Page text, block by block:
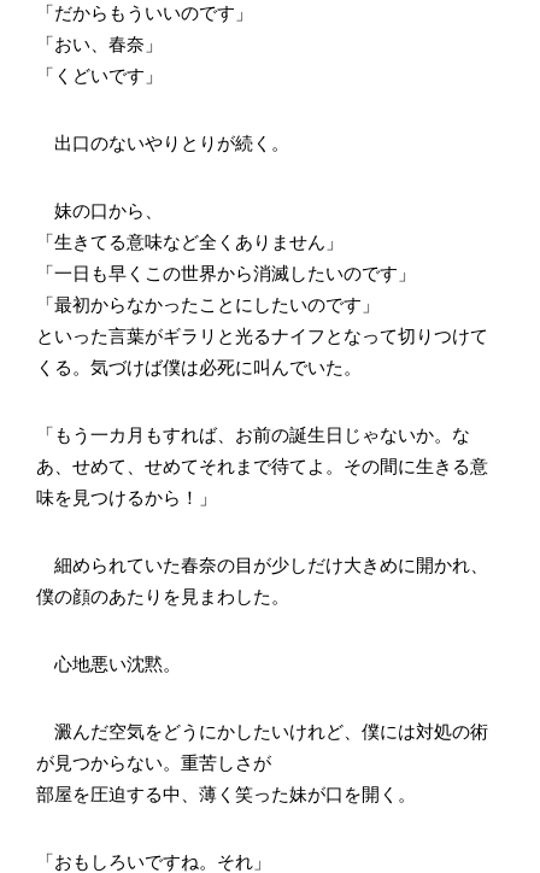
「だからもういいのです」
「おい、春奈」
「くどいです」
出口のないやりとりが続く。
妹の口から、
「生きてる意味など全くありません」
「一日も早くこの世界から消滅したいのです」
「最初からなかったことにしたいのです」
といった言葉がギラリと光るナイフとなって切りつけて
くる。気づけば僕は必死に叫んでいた。
「もう一カ月もすれば、お前の誕生日じゃないか。な
あ、せめて、せめてそれまで待てよ。その間に生きる意
味を見つけるから！」
細められていた春奈の目が少しだけ大きめに開かれ、
僕の顔のあたりを見まわした。
心地悪い沈黙。
澱んだ空気をどうにかしたいけれど、僕には対処の術
が見つからない。重苦しさが
部屋を圧迫する中、薄く笑った妹が口を開く。
「おもしろいですね。それ」